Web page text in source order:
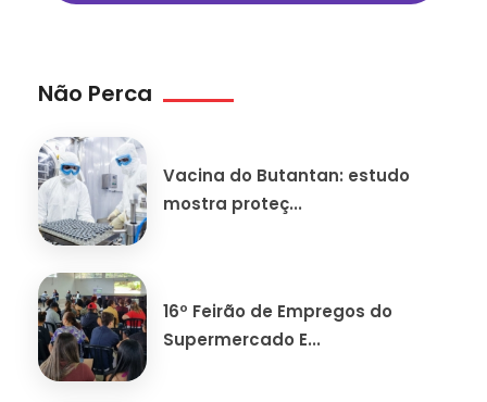
Não Perca
Vacina do Butantan: estudo
mostra proteç...
16º Feirão de Empregos do
Supermercado E...